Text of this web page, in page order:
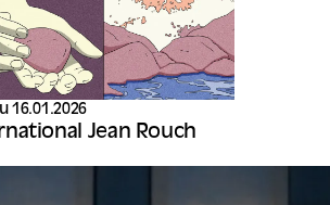
16.01.2026
Jean Rouch